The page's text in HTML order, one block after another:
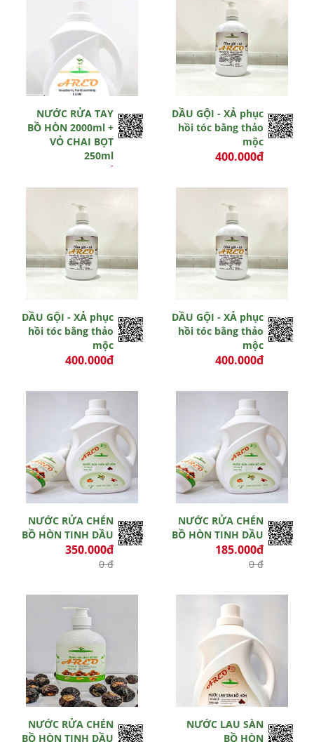
NƯỚC RỬA TAY
BỒ HÒN 2000ml +
VỎ CHAI BỌT
250ml
370.000đ
0 đ
Hết hiệu lực
DẦU GỘI - XẢ phục
hồi tóc bằng thảo
mộc
400.000đ
Hết hiệu lực
DẦU GỘI - XẢ phục
hồi tóc bằng thảo
mộc
400.000đ
Hết hiệu lực
DẦU GỘI - XẢ phục
hồi tóc bằng thảo
mộc
400.000đ
Còn hiệu lực
NƯỚC RỬA CHÉN
BỒ HÒN TINH DẦU
350.000đ
0 đ
NƯỚC RỬA CHÉN
BỒ HÒN TINH DẦU
185.000đ
0 đ
NƯỚC RỬA CHÉN
BỒ HÒN TINH DẦU
NƯỚC LAU SÀN
BỒ HÒN